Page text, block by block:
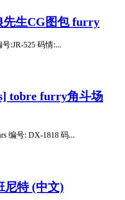
生CG图包 furry
:JR-525 码情:...
tobre furry角斗场
编号: DX-1818 码...
尼特 (中文)